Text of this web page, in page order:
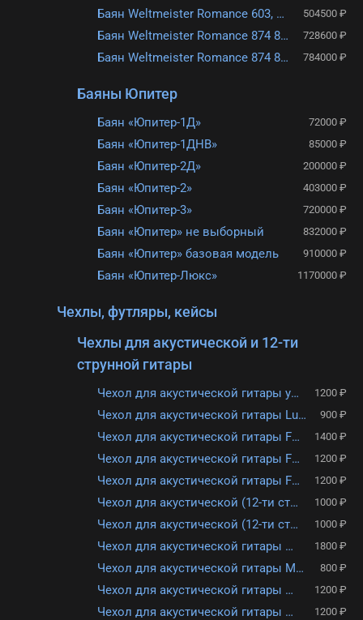
Баян Weltmeister Romance 603, 60/72/III/5 504500 ₽
Баян Weltmeister Romance 874 87/120/IV/11/5 728600 ₽
Баян Weltmeister Romance 874 87/120/IV/11/5 (IS) 784000 ₽
Баяны Юпитер
Баян «Юпитер-1Д» 72000 ₽
Баян «Юпитер-1ДНВ» 85000 ₽
Баян «Юпитер-2Д» 200000 ₽
Баян «Юпитер-2» 403000 ₽
Баян «Юпитер-3» 720000 ₽
Баян «Юпитер» не выборный 832000 ₽
Баян «Юпитер» базовая модель 910000 ₽
Баян «Юпитер-Люкс» 1170000 ₽
Чехлы, футляры, кейсы
Чехлы для акустической и 12-ти
струнной гитары
Чехол для акустической гитары утепленный Lutner LDG-2 1200 ₽
Чехол для акустической гитары Lutner LDG-1 900 ₽
Чехол для акустической гитары FLIGHT FBG-2105 1400 ₽
Чехол для акустической гитары FLIGHT FBG-2089 1200 ₽
Чехол для акустической гитары FLIGHT FBG-7055 1200 ₽
Чехол для акустической (12-ти стр.) гитары TUTTI ГА-2 (КАНТ РОЗОВЫЙ) 1000 ₽
Чехол для акустической (12-ти стр.) гитары TUTTI ГА-2 (КАНТ ФИОЛЕТОВЫЙ) 1000 ₽
Чехол для акустической гитары MARTIN ROMAS ГА-3 серый 1800 ₽
Чехол для акустической гитары MARTIN ROMAS ГА-1 чёрный 800 ₽
Чехол для акустической гитары MARTIN ROMAS ГА-2 чёрный 1200 ₽
Чехол для акустической гитары MARTIN ROMAS ГА-2 серый 1200 ₽